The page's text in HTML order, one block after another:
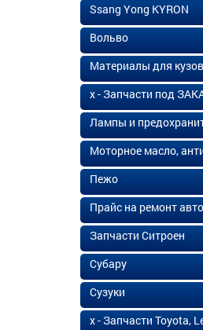
Ssang Yong KYRON
Вольво
Материалы для
х - Запчасти под
Лампы и
Моторное масло,
Пежо
Прайс на ремонт
Запчасти Ситроен
Субару
Сузуки
х - Запчасти Toyota,